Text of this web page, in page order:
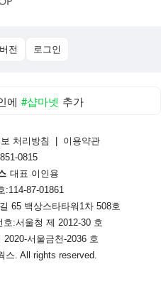
전 로그인
에 #샵마넷 추가
처리방침
이용약관
0815
대표 이인용
:114-87-01861
65 백상스타타워1차 508호
호:서울청 제 2012-30 호
2020-서울금천-2036 호
스. All rights reserved.